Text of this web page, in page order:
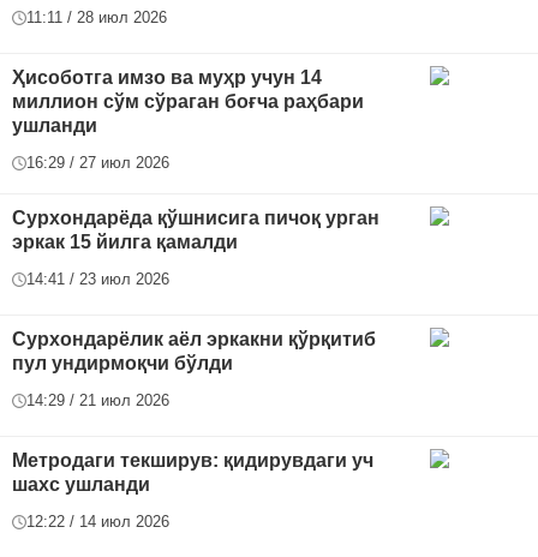
11:11 / 28 июл 2026
Ҳисоботга имзо ва муҳр учун 14
миллион сўм сўраган боғча раҳбари
ушланди
16:29 / 27 июл 2026
Сурхондарёда қўшнисига пичоқ урган
эркак 15 йилга қамалди
14:41 / 23 июл 2026
Сурхондарёлик аёл эркакни қўрқитиб
пул ундирмоқчи бўлди
14:29 / 21 июл 2026
Метродаги текширув: қидирувдаги уч
шахс ушланди
12:22 / 14 июл 2026